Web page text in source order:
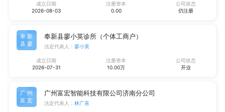
成立日期
2026-08-03
注册资本
0.00
公司状态
仍注册
奉新
县廖
奉新县廖小英诊所（个体工商户）
法定代表人： 廖小英
成立日期
2026-07-31
注册资本
10.00万
公司状态
开业
广州
富宏
广州富宏智能科技有限公司济南分公司
法定代表人： 林广喜